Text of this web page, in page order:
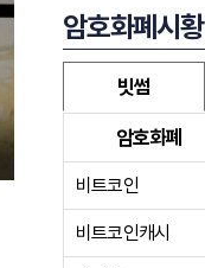
암호화폐시황
빗썸
암호화폐
비트코인
비트코인캐시